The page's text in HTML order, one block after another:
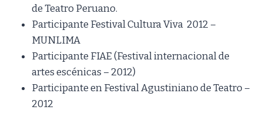
de Teatro Peruano.
Participante Festival Cultura Viva 2012 –
MUNLIMA
Participante FIAE (Festival internacional de
artes escénicas – 2012)
Participante en Festival Agustiniano de Teatro –
2012